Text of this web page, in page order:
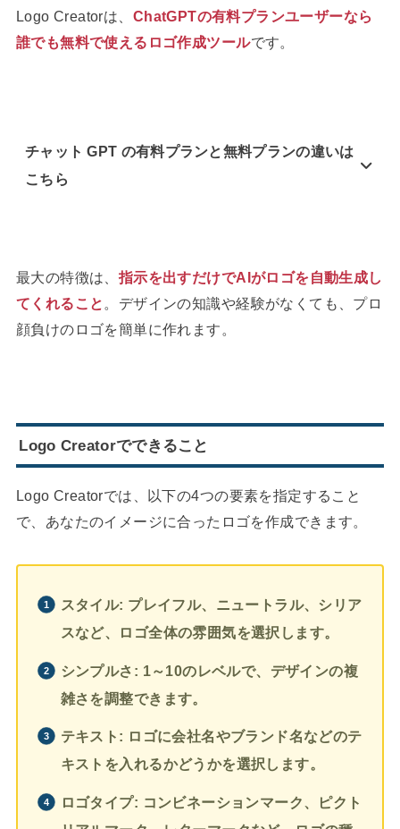
Logo Creatorは、 ChatGPTの有料プランユーザーなら
誰でも無料で使えるロゴ作成ツールです。
チャット GPT の有料プランと無料プランの違いは
こちら
最大の特徴は、 指示を出すだけでAIがロゴを自動生成し
てくれること 。デザインの知識や経験がなくても、プロ
顔負けのロゴを簡単に作れます。
Logo Creatorでできること
Logo Creatorでは、以下の4つの要素を指定すること
で、あなたのイメージに合ったロゴを作成できます。
スタイル: プレイフル、ニュートラル、シリア
スなど、ロゴ全体の雰囲気を選択します。
シンプルさ: 1～10のレベルで、デザインの複
雑さを調整できます。
テキスト: ロゴに会社名やブランド名などのテ
キストを入れるかどうかを選択します。
ロゴタイプ: コンビネーションマーク、ピクト